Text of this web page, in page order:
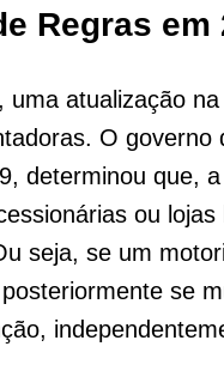
Regras em
uma atualização
O
determinou que,
ou
seja, se um
se